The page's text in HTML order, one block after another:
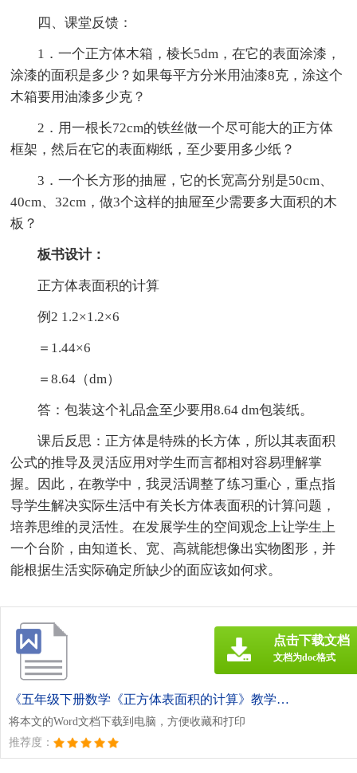
四、课堂反馈：
1．一个正方体木箱，棱长5dm，在它的表面涂漆，
涂漆的面积是多少？如果每平方分米用油漆8克，涂这个
木箱要用油漆多少克？
2．用一根长72cm的铁丝做一个尽可能大的正方体
框架，然后在它的表面糊纸，至少要用多少纸？
3．一个长方形的抽屉，它的长宽高分别是50cm、
40cm、32cm，做3个这样的抽屉至少需要多大面积的木
板？
板书设计：
正方体表面积的计算
例2 1.2×1.2×6
＝1.44×6
＝8.64（dm）
答：包装这个礼品盒至少要用8.64 dm包装纸。
课后反思：正方体是特殊的长方体，所以其表面积
公式的推导及灵活应用对学生而言都相对容易理解掌
握。因此，在教学中，我灵活调整了练习重心，重点指
导学生解决实际生活中有关长方体表面积的计算问题，
培养思维的灵活性。在发展学生的空间观念上让学生上
一个台阶，由知道长、宽、高就能想像出实物图形，并
能根据生活实际确定所缺少的面应该如何求。
《五年级下册数学《正方体表面积的计算》教学设计.doc》
将本文的Word文档下载到电脑，方便收藏和打印
推荐度：
点击下载文档
文档为doc格式